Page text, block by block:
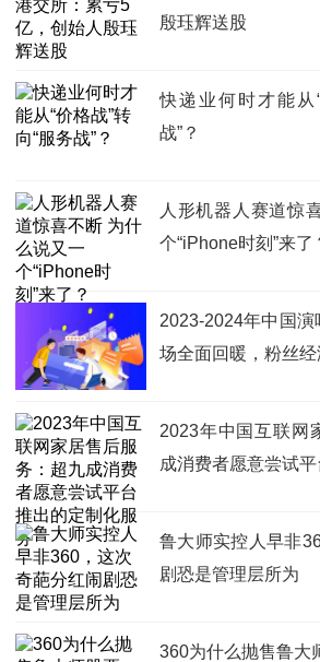
殷珏辉送股
快递业何时才能从
战”？
人形机器人赛道惊
个“iPhone时刻”来了
2023-2024年中国
场全面回暖，粉丝
2023年中国互联网
成消费者愿意尝试
鲁大师实控人早非
剧恐是管理层所为
360为什么抛售鲁大